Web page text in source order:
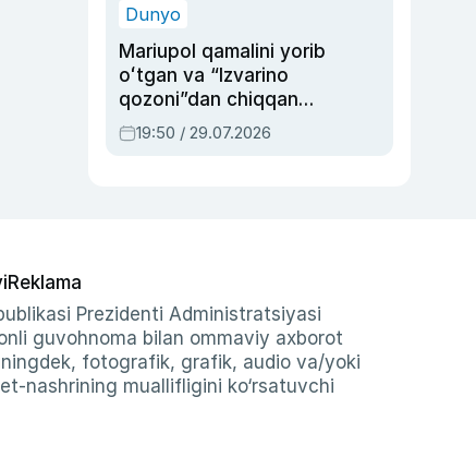
Dunyo
Mariupol qamalini yorib
oʻtgan va “Izvarino
qozoni”dan chiqqan
qahramon — Ukraina
armiyasi bosh
19:50 / 29.07.2026
Reklama
Prezidenti Administratsiyasi
guvohnoma bilan ommaviy axborot
fotografik, grafik, audio va/yoki
nashrining muallifligini ko‘rsatuvchi